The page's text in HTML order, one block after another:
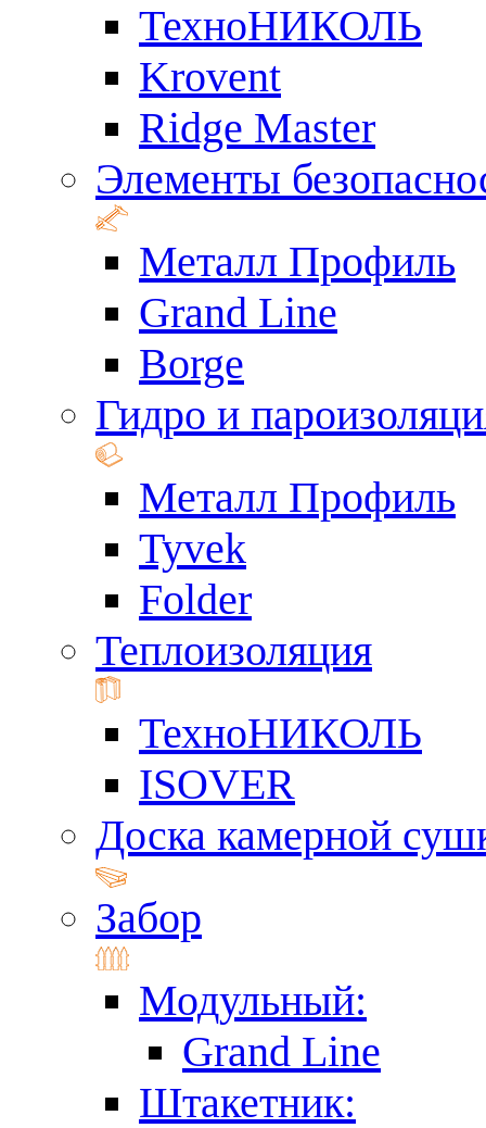
ТехноНИКОЛЬ
Krovent
Ridge Master
Элементы
Металл Профиль
Grand Line
Borge
Гидро и
Металл Профиль
Tyvek
Folder
Теплоизоляция
ТехноНИКОЛЬ
ISOVER
Доска камерной
Забор
Модульный:
Grand Line
Штакетник: